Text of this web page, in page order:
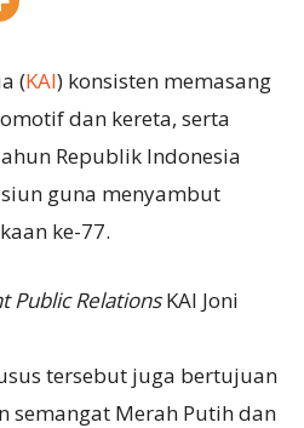
(KAI) konsisten memasang
dan kereta, serta
Republik Indonesia
guna menyambut
ke-77.
Public RelationsKAI Joni
tersebut juga bertujuan
semangat Merah Putih dan